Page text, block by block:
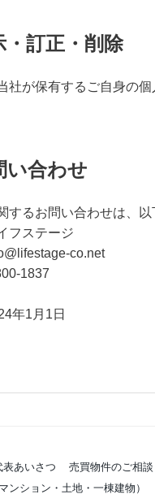
・訂正・削除
社が保有するご自身の
い合わせ
するお問い合わせは、以
フステージ
co.net
1837
年1月1日
表あいさつ 売買物件のご相
ンション・土地・一棟建物）